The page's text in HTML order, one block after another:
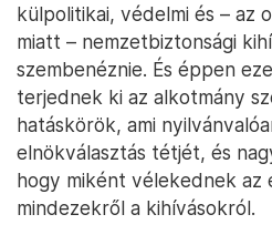
külpolitikai, védelmi és – az
miatt – nemzetbiztonsági
szembenéznie. És éppen
terjednek ki az alkotmány
hatáskörök, ami
elnökválasztás tétjét, és
hogy miként vélekednek az
mindezekről a kihívásokról.